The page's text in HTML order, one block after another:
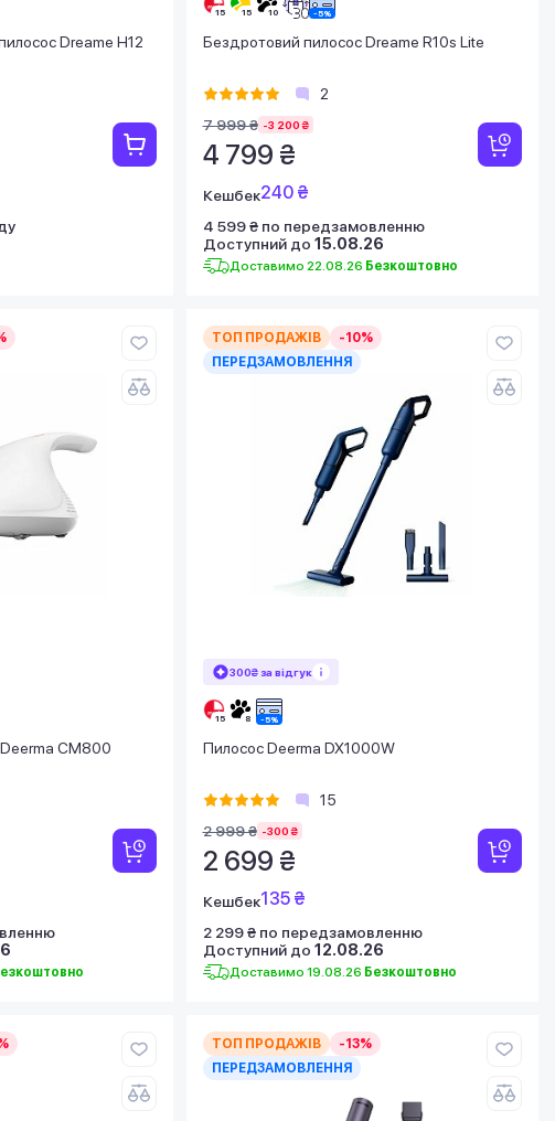
Dreame H12
Бездротовий пилосос Dreame R10s Lite
2
7 999 ₴ -3 200 ₴
4 799 ₴
Кешбек240 ₴
4 599 ₴ по передзамовленню
Доступний до 15.08.26
Доставимо 22.08.26 Безкоштовно
CM800
ТОП ПРОДАЖІВ
-10%
ПЕРЕДЗАМОВЛЕННЯ
300₴ за відгук
Пилосос Deerma DX1000W
15
2 999 ₴ -300 ₴
2 699 ₴
Кешбек135 ₴
2 299 ₴ по передзамовленню
Доступний до 12.08.26
Доставимо 19.08.26 Безкоштовно
ТОП ПРОДАЖІВ
-13%
ПЕРЕДЗАМОВЛЕННЯ